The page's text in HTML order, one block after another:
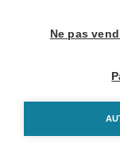
Ne pas